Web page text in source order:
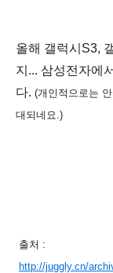
올해 갤럭시S3,
지... 삼성전자에
다. (개인적으로는
대되네요.)
출처 :
http://juggly.cn/